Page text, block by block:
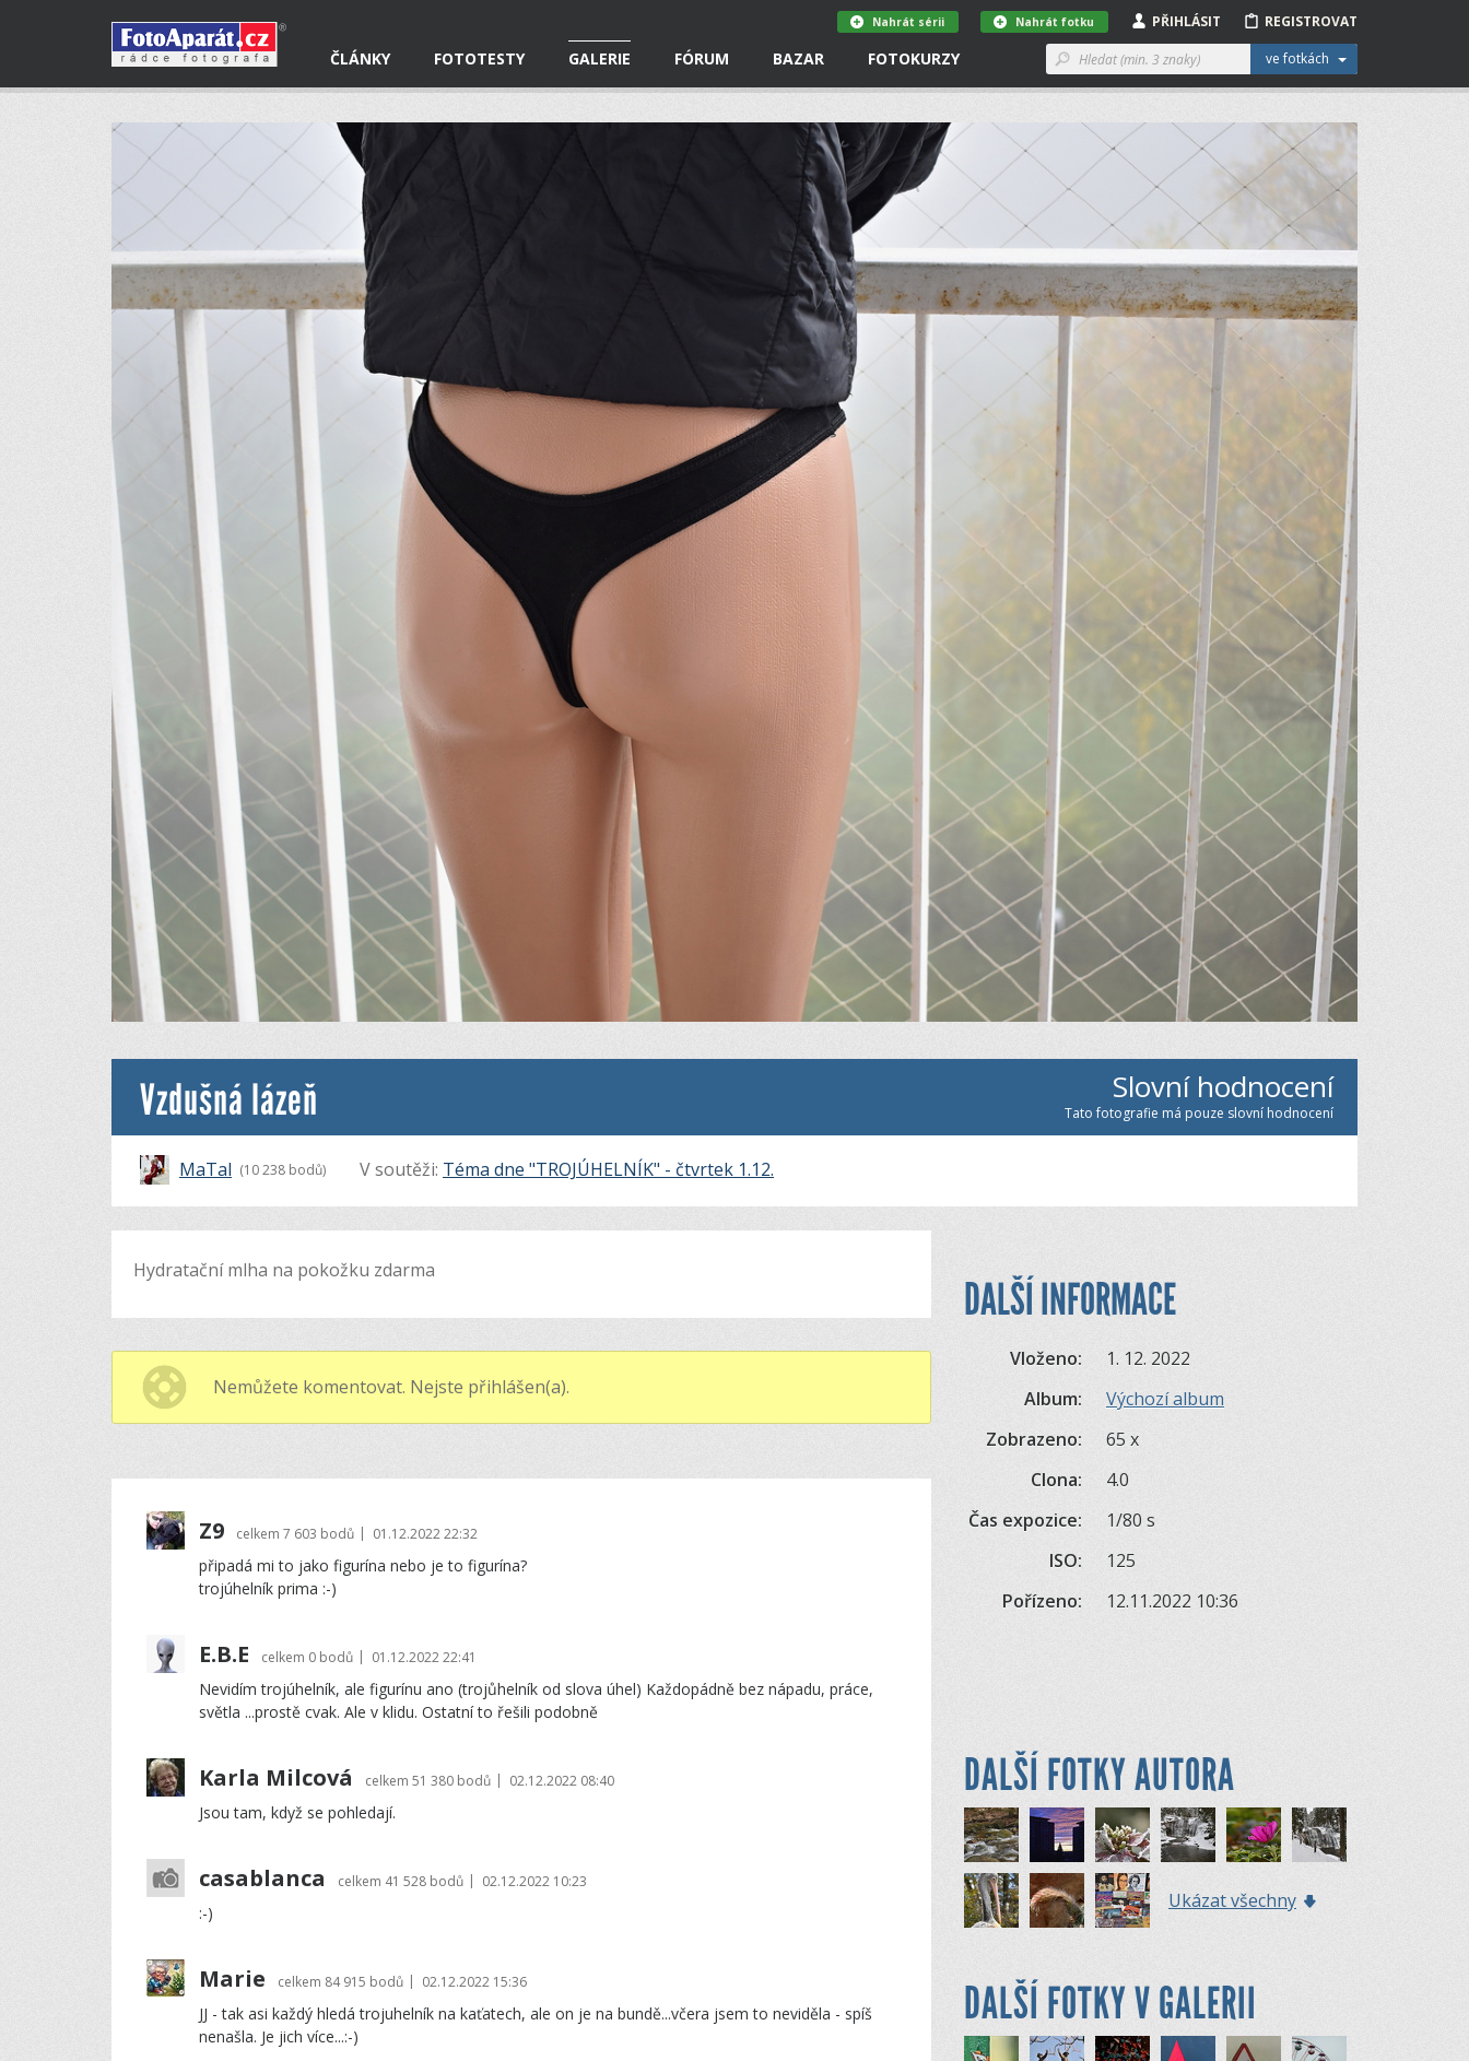
ČLÁNKY FOTOTESTY GALERIE FÓRUM BAZAR FOTOKURZY ve fotkách
REGISTROVAT
PŘIHLÁSIT
Nahrát fotku
Nahrát sérii
Vzdušná lázeň Slovní hodnocení
Tato fotografie má pouze slovní hodnocení
MaTal (10 238 bodů) V soutěži: Téma dne "TROJÚHELNÍK" - čtvrtek 1.12.
Hydratační mlha na pokožku zdarma
Nemůžete komentovat. Nejste přihlášen(a).
Z9 celkem 7 603 bodů | 01.12.2022 22:32
připadá mi to jako figurína nebo je to figurína?
trojúhelník prima :-)
E.B.E celkem 0 bodů | 01.12.2022 22:41
Nevidím trojúhelník, ale figurínu ano (trojůhelník od slova úhel) Každopádně bez nápadu, práce,
světla ...prostě cvak. Ale v klidu. Ostatní to řešili podobně
Karla Milcová celkem 51 380 bodů | 02.12.2022 08:40
Jsou tam, když se pohledají.
casablanca celkem 41 528 bodů | 02.12.2022 10:23
:-)
Marie celkem 84 915 bodů | 02.12.2022 15:36
JJ - tak asi každý hledá trojuhelník na kaťatech, ale on je na bundě...včera jsem to neviděla - spíš
nenašla. Je jich více...:-)
DALŠÍ INFORMACE
Vloženo:
1. 12. 2022
Album:
Výchozí album
Zobrazeno:
65 x
Clona:
4.0
Čas expozice:
1/80 s
ISO:
125
Pořízeno:
12.11.2022 10:36
DALŠÍ FOTKY AUTORA
Ukázat všechny
DALŠÍ FOTKY V GALERII